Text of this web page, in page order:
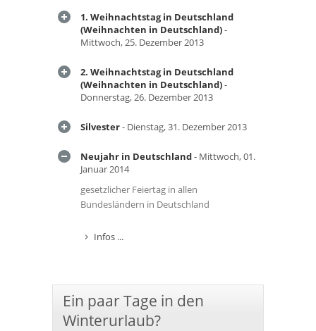
1. Weihnachtstag in Deutschland
(Weihnachten in Deutschland)-
Mittwoch, 25. Dezember 2013
2. Weihnachtstag in Deutschland
(Weihnachten in Deutschland)-
Donnerstag, 26. Dezember 2013
Silvester- Dienstag, 31. Dezember 2013
Neujahr in Deutschland- Mittwoch, 01.
Januar 2014
gesetzlicher Feiertag in allen
Bundesländern in Deutschland
Infos ...
Ein paar Tage in den
Winterurlaub?